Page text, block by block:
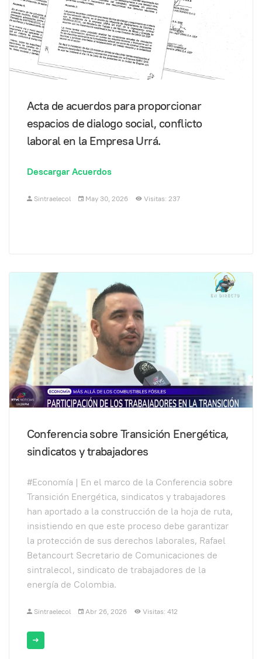
Acta de acuerdos para proporcionar
espacios de dialogo social, conflicto
laboral en la Empresa Urrá.
Descargar Acuerdos
Sintraelecol May 30, 2026 Visitas: 237
Conferencia sobre Transición Energética,
sindicatos y trabajadores
#Economía | En el marco de la Conferencia sobre
Transición Energética, sindicatos y trabajadores
han aportado a la construcción de la hoja de ruta,
insistiendo en que este proceso debe garantizar
la protección de sus derechos laborales, Rafael
Betancourt Secretario de Comunicaciones de
sintralecol, sindicato de trabajadores de la
energía de Colombia.
Sintraelecol Abr 26, 2026 Visitas: 412